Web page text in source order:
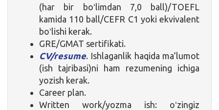
(har bir boʻlimdan 7,0 ball)/TOEFL
kamida 110 ball/CEFR C1 yoki ekvivalent
boʻlishi kerak.
GRE/GMAT sertifikati.
CV/resume. Ishlaganlik haqida ma’lumot
(ish tajribasi)ni ham rezumening ichiga
yozish kerak.
Career plan.
Written work/yozma ish: oʻzingiz